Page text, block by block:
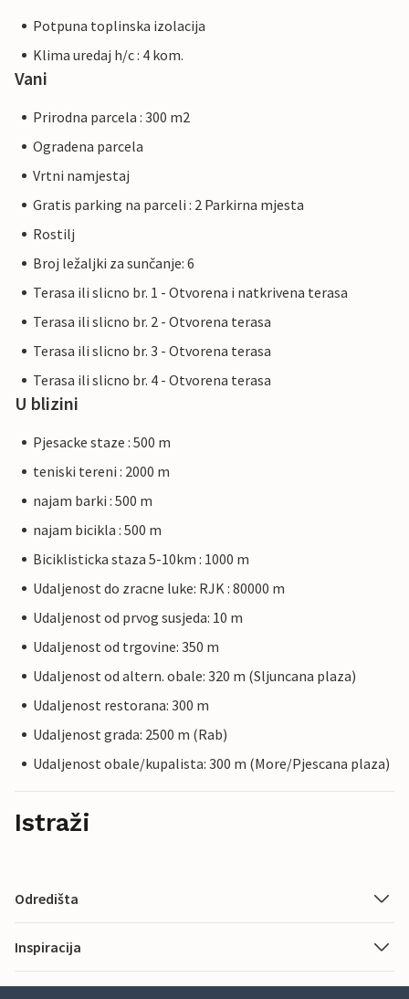
Potpuna toplinska izolacija
Klima uredaj h/c : 4 kom.
Vani
Prirodna parcela : 300 m2
Ogradena parcela
Vrtni namjestaj
Gratis parking na parceli : 2 Parkirna mjesta
Rostilj
Broj ležaljki za sunčanje: 6
Terasa ili slicno br. 1 - Otvorena i natkrivena terasa
Terasa ili slicno br. 2 - Otvorena terasa
Terasa ili slicno br. 3 - Otvorena terasa
Terasa ili slicno br. 4 - Otvorena terasa
U blizini
Pjesacke staze : 500 m
teniski tereni : 2000 m
najam barki : 500 m
najam bicikla : 500 m
Biciklisticka staza 5-10km : 1000 m
Udaljenost do zracne luke: RJK : 80000 m
Udaljenost od prvog susjeda: 10 m
Udaljenost od trgovine: 350 m
Udaljenost od altern. obale: 320 m (Sljuncana plaza)
Udaljenost restorana: 300 m
Udaljenost grada: 2500 m (Rab)
Udaljenost obale/kupalista: 300 m (More/Pjescana plaza)
Istraži
Odredišta
Inspiracija